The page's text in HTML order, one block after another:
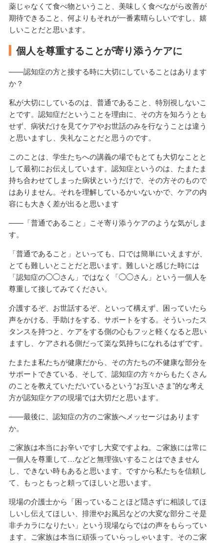
薬じゃなくて食べ物ということ、美味しく食べながら改善が
期待できること、何よりもそれが一番素晴らしいですし、嬉
しいことだと思います。
個人を尊重することが寄り添うケアに
——認知症の方と接する時に大切にしていることはあります
か？
私が大切にしているのは、普通であること、特別視しないこ
とです。認知症だということを理由に、その方を知ろうとも
せず、病状だけを見てケアやお世話のみを行なうことは違う
と思いますし、失礼なことだと思うのです。
このことは、学生たちへの講義の場でもとても大切なことと
して最初にお伝えしています。認知症というのは、たまたま
持ち合わせてしまった病状というだけで、その方そのもので
はありません。それを理解しているかいないかで、ケアの内
容にも大きく差が出ると思います
——「普通であること」こそ寄り添うケアのような気がしま
す。
「普通であること」といっても、口では簡単にいえますが、
とても難しいとことだと思います。難しいと感じた時には
「認知症の◯◯さん」ではなく「◯◯さん」という一個人を
尊重して接してみてください。
介護するぞ、お世話するぞ、といって構えず、困っていたら
声をかける、手助けをする、サポートをする。そういったス
タンスを持つと、ケアをする側の心もフッと軽くなると思い
ますし、ケアされる側だって楽な気持ちになれるはずです。
たまたま私たちが健康だから、その方たちの不健康な部分を
サポートできている、そして、認知症の方々からもたくさん
のことを教えていただいているという“お互いさま”的な考え
方が認知症ケアの現場では大切だと思います。
——最後に、認知症の方のご家族へメッセージはあります
か。
ご家族は本当にお辛いですし大変ですよね。ご家族には常に
一個人を尊重して…などと無理強いすることはできません
し、できない時もあると思います。ですから私たちを信頼し
て、もっともっと頼ってほしいと思います。
現場の介護士から「困っていることほど隠さずに相談してほ
しいし伝えてほしい、排泄やお風呂などの大変な部分こそ是
非チカラになりたい」という現場ならではの声をもらってい
ます。ご家族は本当に頑張っていらっしゃいます。そのご家